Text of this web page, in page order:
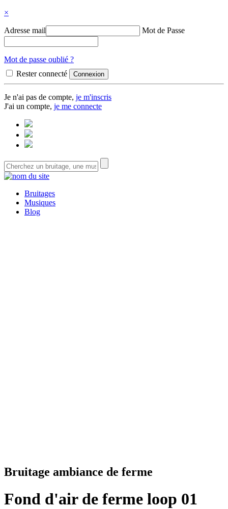
×
Adresse mail Mot de Passe
Mot de passe oublié ?
Rester connecté
Je n'ai pas de compte, je m'inscris
J'ai un compte, je me connecte
Bruitages
Musiques
Blog
Bruitage ambiance de ferme
Fond d'air de ferme loop 01